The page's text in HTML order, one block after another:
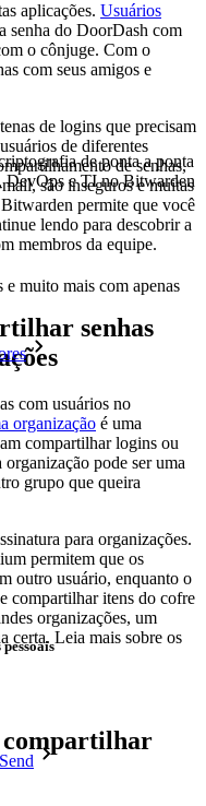
de ponta a ponta
DevOps e TI no Bitwarden
e muito mais com apenas
aplicações. Usuários
senha do DoorDash com
o cônjuge. Com o
com seus amigos e
de logins que precisam
de diferentes
de senhas,
são inseguros e muitas
permite que você
lendo para descobrir a
membros da equipe.
senhas
com usuários no
organização é uma
compartilhar logins ou
pode ser uma
grupo que queira
para organizações.
permitem que os
outro usuário, enquanto o
compartilhar itens do cofre
organizações, um
certa. Leia mais sobre os
compartilhar